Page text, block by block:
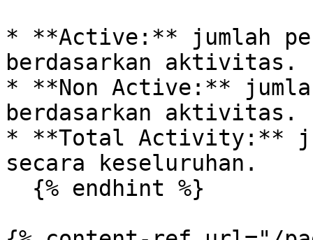
* **Active:** jumlah
berdasarkan aktivitas.
* **Non Active:**
berdasarkan aktivitas.
* **Total Activity:**
secara keseluruhan.